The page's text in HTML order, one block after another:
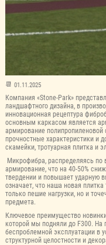
01.11.2025
Компания «Stone-Park»
ландшафтного дизайна, в
инновационная рецептура
основным каркасом является
армирование полипропиленовой
прочностные характеристики и
скамейки, тротуарная плитка и
Микрофибра, распределяясь по
армирование, что на 40-50%
твердении и повышает ударную
означает, что наша новая
только пешие нагрузки, но и
предмета.
Ключевое преимущество
которой мы подняли до F300. На
беспроблемной эксплуатации в
структурной целостности и